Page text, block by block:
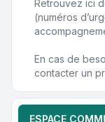
Retrouvez ici
(numéros
En cas de
contacter un
ESPACE